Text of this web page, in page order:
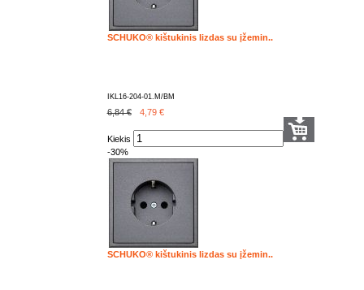
SCHUKO® kištukinis lizdas su įžemin..
IKL16-204-01.M/BM
6,84 € 4,79 €
Kiekis
-30%
SCHUKO® kištukinis lizdas su įžemin..